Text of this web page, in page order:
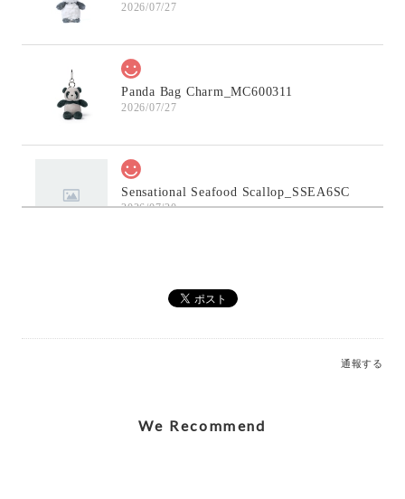
2026/07/27
Panda Bag Charm_MC600311
2026/07/27
Sensational Seafood Scallop_SSEA6SC
2026/07/20
2026/07/12
通報する
We Recommend